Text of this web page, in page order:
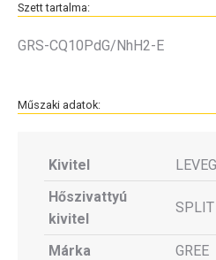
Szett tartalma:
GRS-CQ10PdG/NhH2-E
Műszaki adatok:
Kivitel
Hőszivattyú
kivitel
SPLIT
Márka
GREE